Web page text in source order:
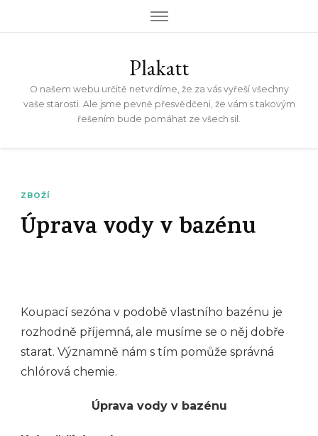
Plakatt
O našem webu určitě netvrdíme, že za vás vyřeší všechny
vaše starosti. Ale jsme pevně přesvědčeni, že vám s takovým
řešením bude pomáhat ze všech sil.
ZBOŽÍ
Úprava vody v bazénu
Koupací sezóna v podobě vlastního bazénu je
rozhodně příjemná, ale musíme se o něj dobře
starat. Významně nám s tím pomůže správná
chlórová chemie.
Úprava vody v bazénu